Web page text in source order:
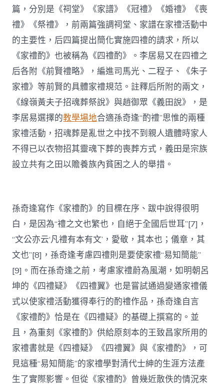
篇，分別是《祠堂》《家譜》《冠禮》《婚禮》《喪
禮》《祭禮》，前兩篇強調祠堂、家譜在家禮活動中
的主要性，后四篇提出簡化實施四禮的請求，所以
《家禮酌》也被稱為《四禮酌》。李居易又在四禮之
后各附《前賢禮略》，編進司馬光、二程子、《朱子
家禮》等前賢的具體家禮規范。註釋后所附的兩文，
《線嶺黃夫子招魂葬祭說》與趙御眾《義田說》，是
李居易選擇的教學場地合適孫奇逢“酌禮”思惟的兩種
家禮活動，招魂葬是亂世之中找不到親人遺體時家人
不得已以衣物招其靈魂下葬的喪葬方式，義田是宗族
設立共有之田以贍養族內貧困之人的舉措。
孫奇逢寫作《家禮酌》的目標在序、跋中說得很明
白，是因為“禮之文也繁也，自絕于全國后世耳”[7]，
“文公亦云‘凡禮有本有文’，愛敬，其本也；儀章，其
文也”[8]，孫奇逢考慮四禮則是要使家禮“易知簡能”
[9]。而在孫奇逢之前，考慮家禮蔚為風潮，如明朝呂
坤的《四禮疑》《四禮翼》也是嘗試通過變通家禮儀
式以使家禮活動獲得奉行的酌禮作品，孫奇逢自言
《家禮酌》恰是在《四禮疑》的基礎上撰寫的。並
且，為重刻《家禮酌》供給原刻本的王致昌家所用的
家禮書就是《四禮疑》《四禮翼》與《家禮酌》，可
見這種“易知簡能”的家禮學對清代士紳的生涯方法產
生了實際影響。但從《家禮酌》曾幾近散佚的情況來